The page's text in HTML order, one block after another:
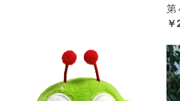
第